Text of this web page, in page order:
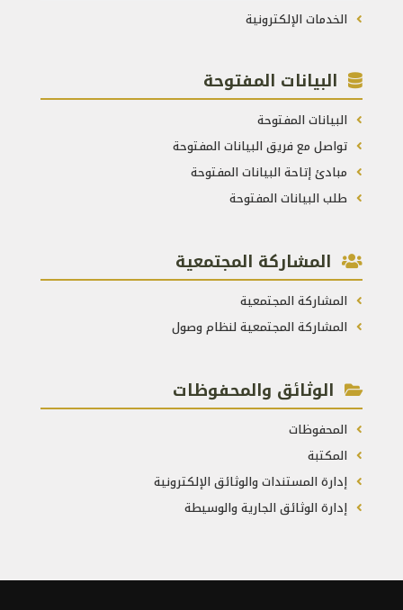
الخدمات الإلكترونية
البيانات المفتوحة
البيانات المفتوحة
تواصل مع فريق البيانات المفتوحة
مبادئ إتاحة البيانات المفتوحة
طلب البيانات المفتوحة
المشاركة المجتمعية
المشاركة المجتمعية
المشاركة المجتمعية لنظام وصول
الوثائق والمحفوظات
المحفوظات
المكتبة
إدارة المستندات والوثائق الإلكترونية
إدارة الوثائق الجارية والوسيطة